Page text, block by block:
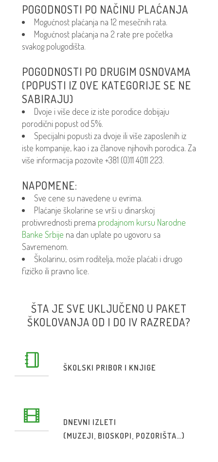
POGODNOSTI PO NAČINU PLAĆANJA
Mogućnost plaćanja na 12 mesečnih rata.
Mogućnost plaćanja na 2 rate pre početka
svakog polugodišta.
POGODNOSTI PO DRUGIM OSNOVAMA
(POPUSTI IZ OVE KATEGORIJE SE NE
SABIRAJU)
Dvoje i više dece iz iste porodice dobijaju
porodični popust od 5%.
Specijalni popusti za dvoje ili više zaposlenih iz
iste kompanije, kao i za članove njihovih porodica. Za
više informacija pozovite +381 (0)11 4011 223.
NAPOMENE:
Sve cene su navedene u evrima.
Plaćanje školarine se vrši u dinarskoj
protivvrednosti prema prodajnom kursu Narodne
Banke Srbije na dan uplate po ugovoru sa
Savremenom.
Školarinu, osim roditelja, može plaćati i drugo
fizičko ili pravno lice.
ŠTA JE SVE UKLJUČENO U PAKET
ŠKOLOVANJA OD I DO IV RAZREDA?
ŠKOLSKI PRIBOR I KNJIGE
DNEVNI IZLETI
(MUZEJI, BIOSKOPI, POZORIŠTA…)